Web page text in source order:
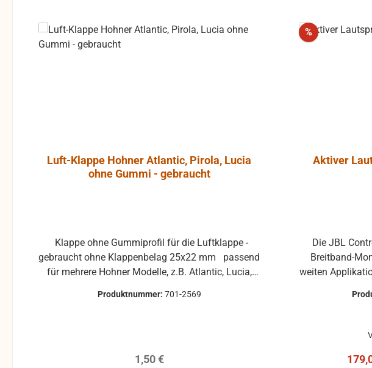
Luft-Klappe Hohner Atlantic, Pirola, Lucia
ohne Gummi - gebraucht
gebraucht ohne Klappenbelag 25x22 mm passend
für mehrere Hohner Modelle, z.B. Atlantic, Lucia,
um Rücksendungen zu vermeiden. Rücksendungen
Produktnummer: 701-2569
Regulärer Preis:
1,50 €
%Rabatt
Aktiver
Breitband-
weiten
Tieftontreiber